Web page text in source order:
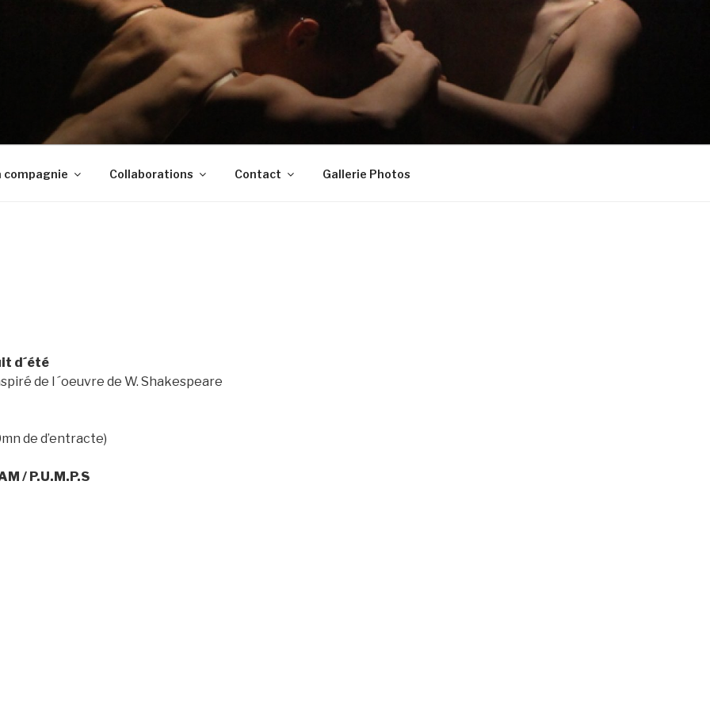
et néoclassique à Bordeaux – Nouvelle Aquitaine – France
compagnie Collaborations Contact Gallerie Photos
d´été
de l ´oeuvre de W. Shakespeare
de d’entracte)
/ P.U.M.P.S